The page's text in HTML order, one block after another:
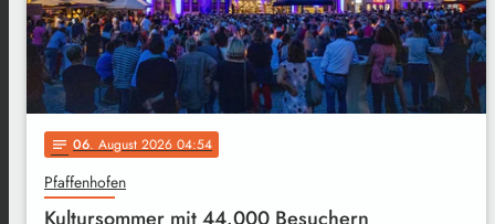
notes 06. August 2026 04:54
Pfaffenhofen